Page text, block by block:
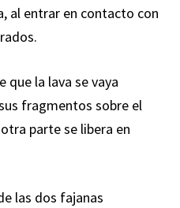
al entrar en contacto con
que la lava se vaya
fragmentos sobre el
parte se libera en
las dos fajanas